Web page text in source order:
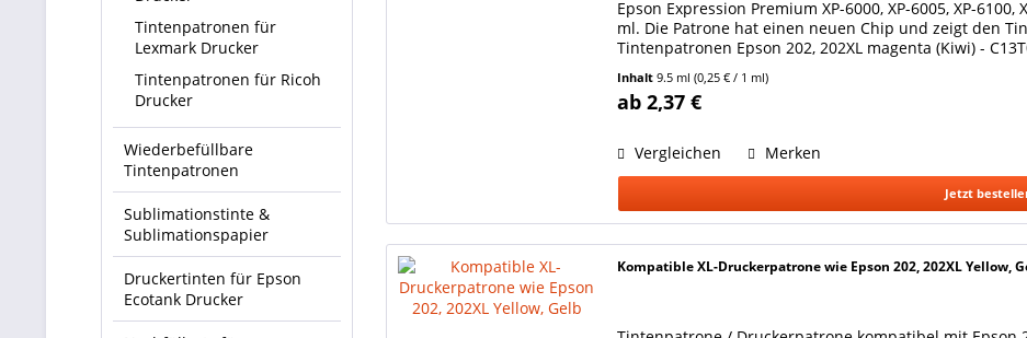
Tintenpatronen für
Lexmark Drucker
Tintenpatronen für Ricoh
Drucker
Wiederbefüllbare
Tintenpatronen
Sublimationstinte &
Sublimationspapier
Druckertinten für Epson
Ecotank Drucker
Epson Expression Premium XP-6000, XP-6005, XP-
ml. Die Patrone hat einen neuen Chip und zeigt den
Tintenpatronen Epson 202, 202XL magenta (Kiwi) -
Inhalt9.5 ml(0,25 € / 1 ml)
ab 2,37 €
Vergleichen Merken
Jetzt
Kompatible XL-Druckerpatrone wie Epson 202, 202XL Yellow,